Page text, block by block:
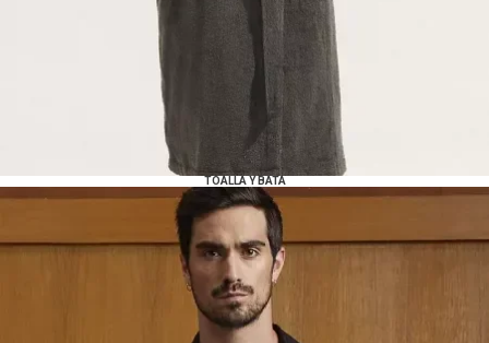
TOALLA Y BATA